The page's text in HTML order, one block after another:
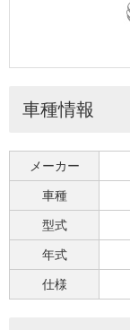
車種情報
メーカー
車種
型式
年式
仕様